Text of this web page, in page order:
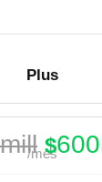
Plus
$
/mes